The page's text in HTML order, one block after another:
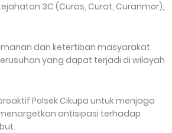
3C (Curas, Curat, Curanmor),
dan ketertiban masyarakat
yang dapat terjadi di wilayah
Polsek Cikupa untuk menjaga
antisipasi terhadap